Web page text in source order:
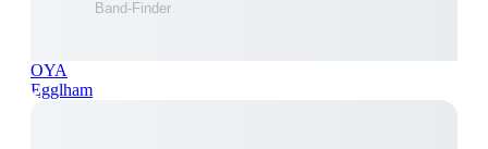
OYA
Egglham